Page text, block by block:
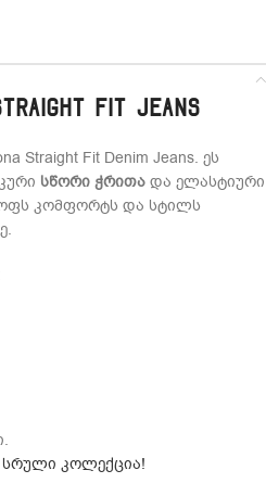
Fit Jeans
Straight Fit Denim Jeans. ეს
სწორი ჭრითა და ელასტიური
კომფორტს და სტილს
სრული კოლექცია!